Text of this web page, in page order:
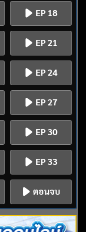
EP 18
EP 21
EP 24
EP 27
EP 30
EP 33
ตอนจบ